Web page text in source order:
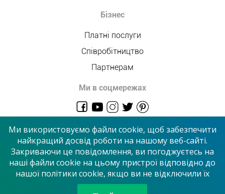
Бізнес
Платні послуги
Співробітництво
Партнерам
Ми в соцмережах
© 2026 “Сервісний центр”
Приймаємо до оплати
Ми використовуємо файли cookie, щоб забезпечити
найкращий досвід роботи на нашому веб-сайті.
Закриваючи це повідомлення, ви погоджуєтесь на
наші файли cookie на цьому пристрої відповідно до
нашої політики cookie, якщо ви не відключили їх